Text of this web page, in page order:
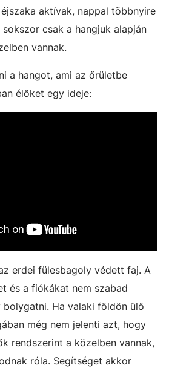
aktívak, nappal többnyire
csak a hangjuk alapján
vannak.
a hangot, ami az őrületbe
élőket egy ideje:
erdei fülesbagoly védett faj. A
és a fiókákat nem szabad
bolygatni. Ha valaki földön ülő
még nem jelenti azt, hogy
rendszerint a közelben vannak,
róla. Segítséget akkor